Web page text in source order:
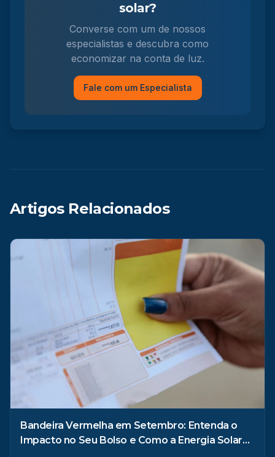
solar?
Converse com um de nossos
especialistas e descubra como
economizar na conta de luz.
Fale com um Especialista
Artigos Relacionados
Bandeira Vermelha em Setembro: Entenda o
Impacto no Seu Bolso e Como a Energia Solar